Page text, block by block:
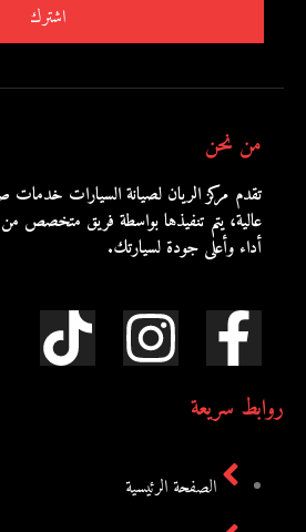
اشترك
من نحن
تقدم مركز الريان لصيانة السيارات خدمات
عالية، يتم تنفيذها بواسطة فريق متخصص
أداء وأعلى جودة لسيارتك.
روابط سريعة
الصفحة الرئيسية